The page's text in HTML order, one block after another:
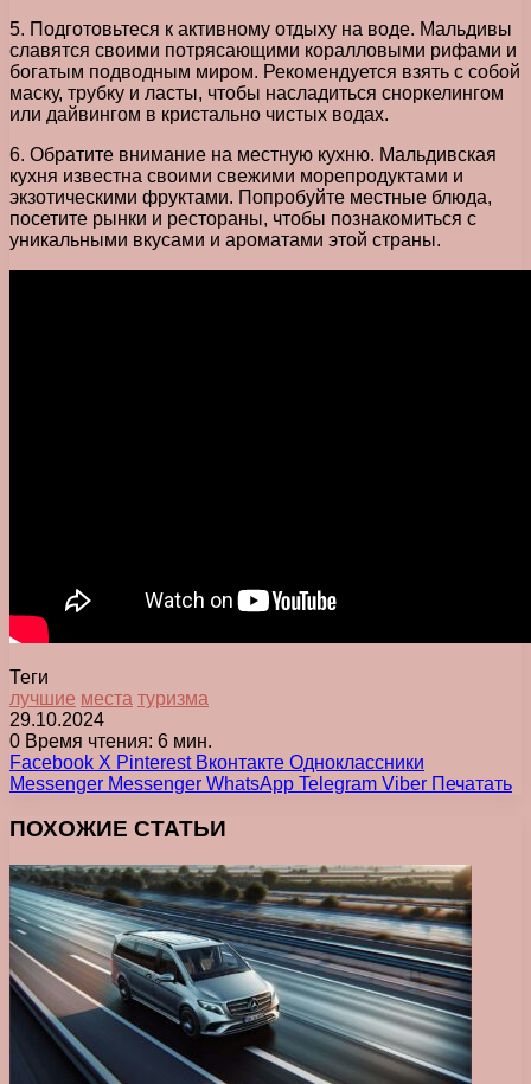
5. Подготовьтеся к активному отдыху на воде. Мальдивы
славятся своими потрясающими коралловыми рифами и
богатым подводным миром. Рекомендуется взять с собой
маску, трубку и ласты, чтобы насладиться сноркелингом
или дайвингом в кристально чистых водах.
6. Обратите внимание на местную кухню. Мальдивская
кухня известна своими свежими морепродуктами и
экзотическими фруктами. Попробуйте местные блюда,
посетите рынки и рестораны, чтобы познакомиться с
уникальными вкусами и ароматами этой страны.
Теги
лучшие места туризма
29.10.2024
0 Время чтения: 6 мин.
Facebook X Pinterest Вконтакте Одноклассники
Messenger Messenger WhatsApp Telegram Viber Печатать
ПОХОЖИЕ СТАТЬИ